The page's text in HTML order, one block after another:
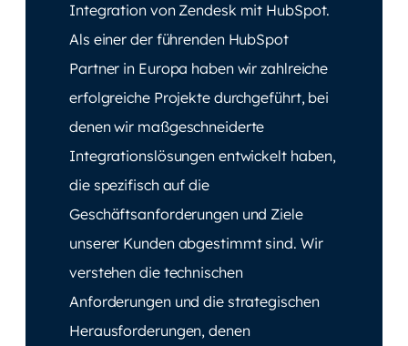
Integration von Zendesk mit HubSpot.
Als einer der führenden HubSpot
Partner in Europa haben wir zahlreiche
erfolgreiche Projekte durchgeführt, bei
denen wir maßgeschneiderte
Integrationslösungen entwickelt haben,
die spezifisch auf die
Geschäftsanforderungen und Ziele
unserer Kunden abgestimmt sind. Wir
verstehen die technischen
Anforderungen und die strategischen
Herausforderungen, denen